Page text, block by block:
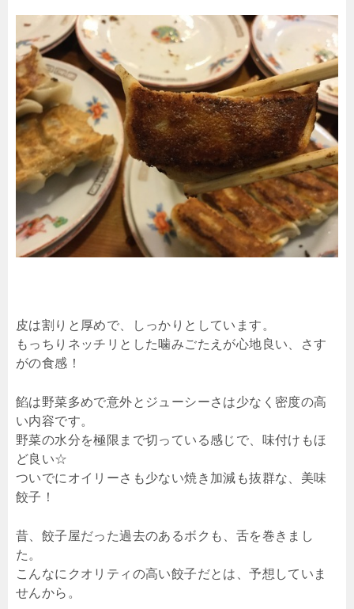
皮は割りと厚めで、しっかりとしています。
もっちりネッチリとした噛みごたえが心地良い、さす
がの食感！
餡は野菜多めで意外とジューシーさは少なく密度の高
い内容です。
野菜の水分を極限まで切っている感じで、味付けもほ
ど良い☆
ついでにオイリーさも少ない焼き加減も抜群な、美味
餃子！
昔、餃子屋だった過去のあるボクも、舌を巻きまし
た。
こんなにクオリティの高い餃子だとは、予想していま
せんから。